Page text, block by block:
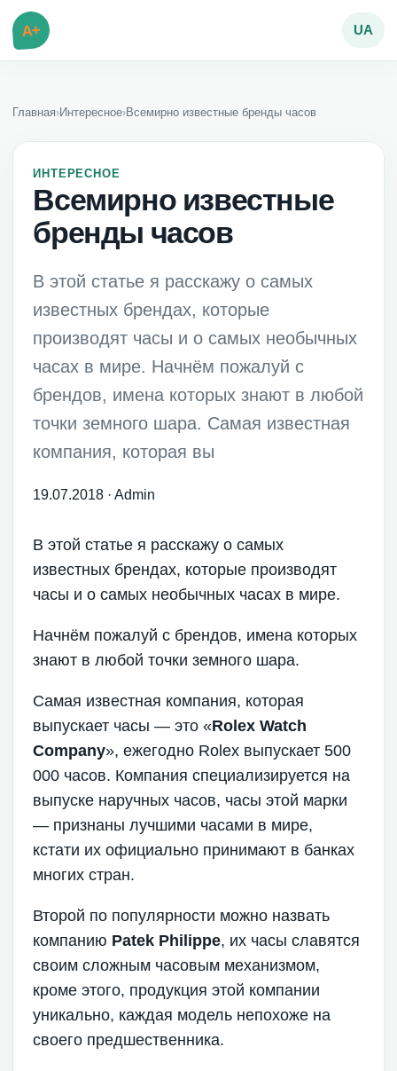
A+ UA
Главная›Интересное›Всемирно известные бренды часов
ИНТЕРЕСНОЕ
Всемирно известные
бренды часов
В этой статье я расскажу о самых
известных брендах, которые
производят часы и о самых необычных
часах в мире. Начнём пожалуй с
брендов, имена которых знают в любой
точки земного шара. Самая известная
компания, которая вы
19.07.2018 ·Admin
В этой статье я расскажу о самых
известных брендах, которые производят
часы и о самых необычных часах в мире.
Начнём пожалуй с брендов, имена которых
знают в любой точки земного шара.
Самая известная компания, которая
выпускает часы — это «Rolex Watch
Company», ежегодно Rolex выпускает 500
000 часов. Компания специализируется на
выпуске наручных часов, часы этой марки
— признаны лучшими часами в мире,
кстати их официально принимают в банках
многих стран.
Второй по популярности можно назвать
компанию Patek Philippe, их часы славятся
своим сложным часовым механизмом,
кроме этого, продукция этой компании
уникально, каждая модель непохоже на
своего предшественника.